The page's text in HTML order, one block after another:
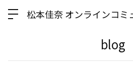
松本佳奈 オンラインコミ
blog